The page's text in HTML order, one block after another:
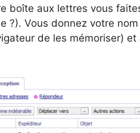
boîte aux lettres vous
?). Vous donnez votre
de les mémoriser)